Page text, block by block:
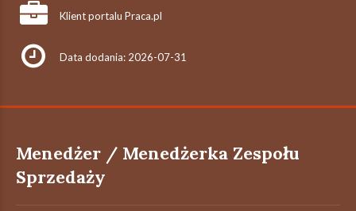
Klient portalu Praca.pl
Data dodania: 2026-07-31
Menedżer / Menedżerka Zespołu
Sprzedaży